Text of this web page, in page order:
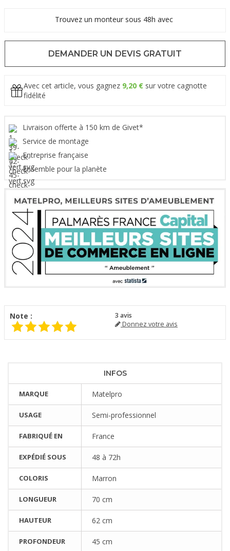
Trouvez un monteur sous 48h avec
DEMANDER UN DEVIS GRATUIT
Avec cet article, vous gagnez 9,20 € sur votre cagnotte
fidélité
Livraison offerte à 150 km de Givet*
Service de montage
Entreprise française
Ensemble pour la planète
Note : 3 avis
Donnez votre avis
INFOS
MARQUE Matelpro
USAGE Semi-professionnel
FABRIQUÉ EN France
EXPÉDIÉ SOUS 48 à 72h
COLORIS Marron
LONGUEUR 70 cm
HAUTEUR 62 cm
PROFONDEUR 45 cm